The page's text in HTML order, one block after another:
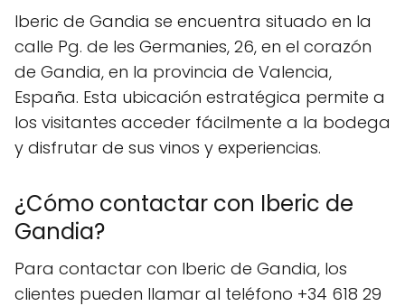
Iberic de Gandia se encuentra situado en la
calle Pg. de les Germanies, 26, en el corazón
de Gandia, en la provincia de Valencia,
España. Esta ubicación estratégica permite a
los visitantes acceder fácilmente a la bodega
y disfrutar de sus vinos y experiencias.
¿Cómo contactar con Iberic de
Gandia?
Para contactar con Iberic de Gandia, los
clientes pueden llamar al teléfono +34 618 29